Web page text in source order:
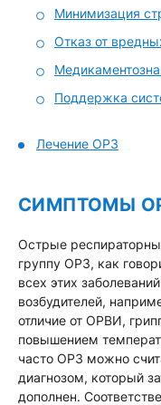
Минимизация
Отказ от
Поддержка
Лечение ОРЗ
СИМПТОМЫ
Острые
группу ОРЗ, как
всех этих
возбудителей,
отличие от ОРВИ,
повышением
часто ОРЗ можно
диагнозом, который
дополнен.